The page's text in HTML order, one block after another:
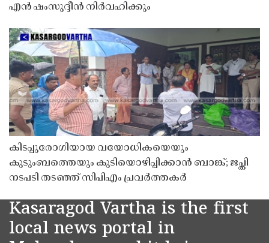
എൻ ഷംസുദ്ദീൻ നിർവഹിക്കും
കിടപ്പുരോഗിയായ വയോധികയെയും
കുടുംബത്തെയും കുടിയൊഴിപ്പിക്കാൻ ബാങ്ക്; ജപ്തി
നടപടി തടഞ്ഞ് സിപിഎം പ്രവർത്തകർ
Kasaragod Vartha is the first
local news portal in